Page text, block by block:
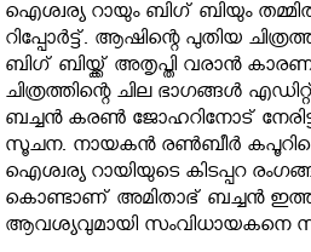
ഐശ്വര്യ റായും ബിഗ് ബിയും തമ്മില്‍
റിപ്പോര്‍ട്ട്. ആഷിന്റെ പുതിയ
ബിഗ് ബിയ്ക്ക് അതൃപ്തി വരാന്‍
ചിത്രത്തിന്റെ ചില ഭാഗങ്ങള്‍
ബച്ചന്‍ കരണ്‍ ജോഹറിനോട്
സൂചന. നായകന്‍ രണ്‍ബീര്‍
ഐശ്വര്യ റായിയുടെ കിടപ്പറ
കൊണ്ടാണ് അമിതാഭ് ബച്ചന്‍
ആവശ്യവുമായി സംവിധായകനെ